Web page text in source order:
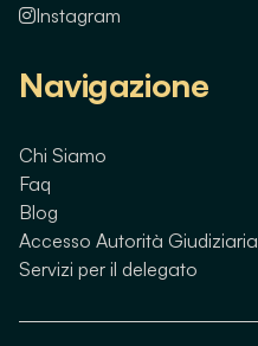
Instagram
Navigazione
Chi Siamo
Faq
Blog
Accesso Autorità Giudiziaria
Servizi per il delegato